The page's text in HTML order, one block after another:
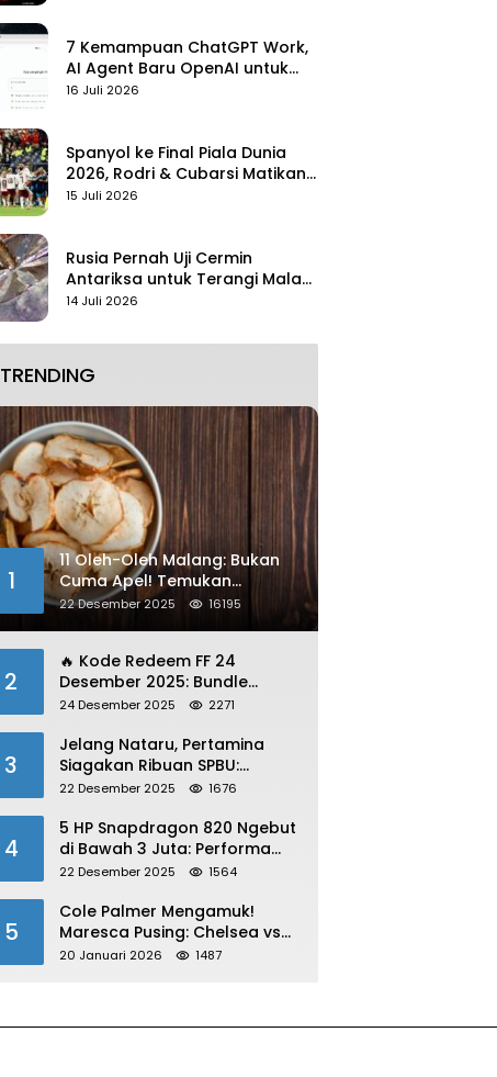
7 Kemampuan ChatGPT Work,
AI Agent Baru OpenAI untuk
Kelola Kerja
16 Juli 2026
Spanyol ke Final Piala Dunia
2026, Rodri & Cubarsi Matikan
Mbappe
15 Juli 2026
Rusia Pernah Uji Cermin
Antariksa untuk Terangi Malam
Tanpa Lampu
14 Juli 2026
TRENDING
1
11 Oleh-Oleh Malang: Bukan
Cuma Apel! Temukan
Kelezatan Unik yang Wajib
22 Desember 2025 16195
2
🔥 Kode Redeem FF 24
Desember 2025: Bundle
Winterlands & Skin Langka
24 Desember 2025 2271
3
Jelang Nataru, Pertamina
Siagakan Ribuan SPBU:
Antisipasi Lonjakan Konsumsi
22 Desember 2025 1676
4
5 HP Snapdragon 820 Ngebut
di Bawah 3 Juta: Performa
Gahar!
22 Desember 2025 1564
5
Cole Palmer Mengamuk!
Maresca Pusing: Chelsea vs
Bournemouth Jadi Sorotan
20 Januari 2026 1487